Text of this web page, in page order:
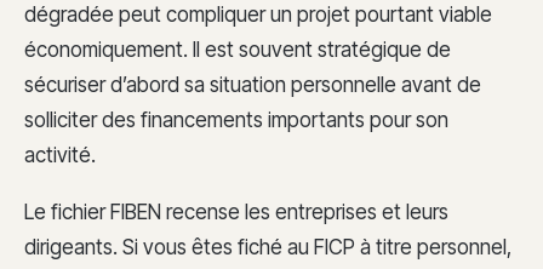
dégradée peut compliquer un projet pourtant viable
économiquement. Il est souvent stratégique de
sécuriser d’abord sa situation personnelle avant de
solliciter des financements importants pour son
activité.
Le fichier FIBEN recense les entreprises et leurs
dirigeants. Si vous êtes fiché au FICP à titre personnel,